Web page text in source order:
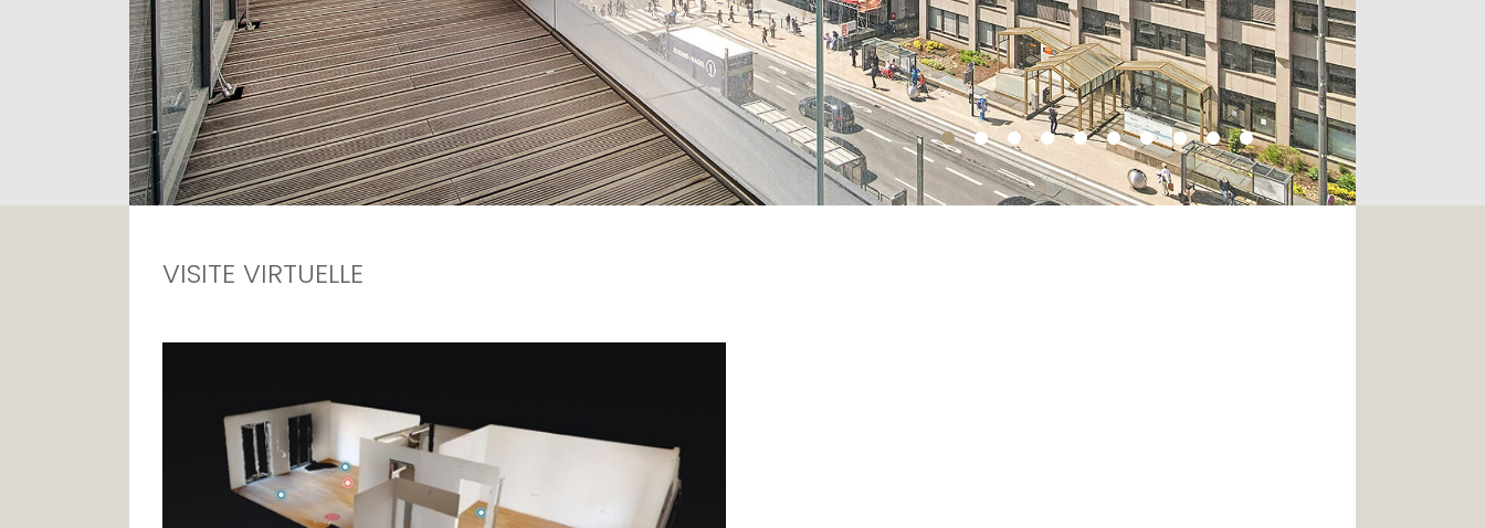
Et dans le portail Loft :
www.loft.lu
Pour plus de renseignements, contactez-nous dès à présent au
26 54 17 17.
VISITE VIRTUELLE